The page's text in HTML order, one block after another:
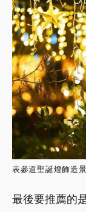
最後要推薦的
表參道聖誕燈飾造景